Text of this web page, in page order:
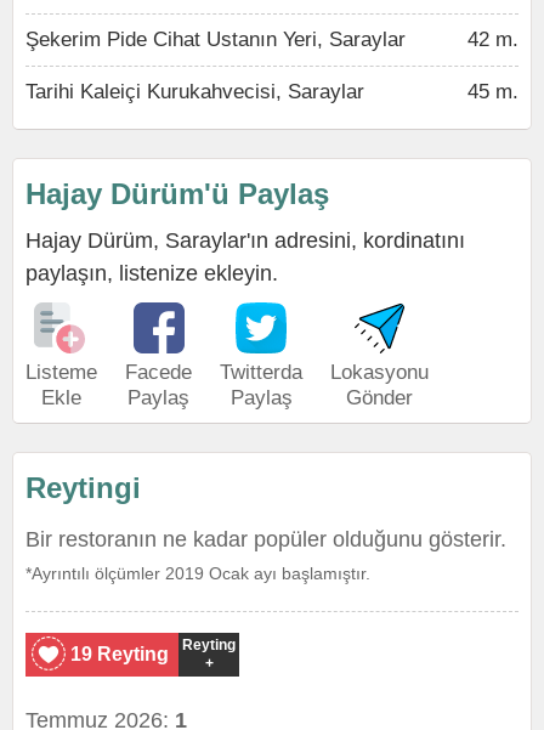
Şekerim Pide Cihat Ustanın Yeri, Saraylar 42 m.
Tarihi Kaleiçi Kurukahvecisi, Saraylar 45 m.
Hajay Dürüm'ü Paylaş
Hajay Dürüm, Saraylar'ın adresini, kordinatını
paylaşın, listenize ekleyin.
Listeme
Ekle
Facede
Paylaş
Twitterda
Paylaş
Lokasyonu
Gönder
Reytingi
Bir restoranın ne kadar popüler olduğunu gösterir.
*Ayrıntılı ölçümler 2019 Ocak ayı başlamıştır.
19 Reyting
Reyting
+
Temmuz 2026: 1